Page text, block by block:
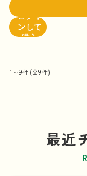
ログイ
ンして
購入
1～9件 (全9件)
最近